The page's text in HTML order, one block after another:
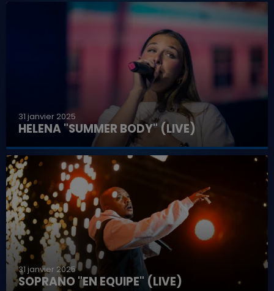
31 janvier 2025
HELENA "SUMMER BODY" (LIVE)
31 janvier 2025
SOPRANO "EN EQUIPE" (LIVE)